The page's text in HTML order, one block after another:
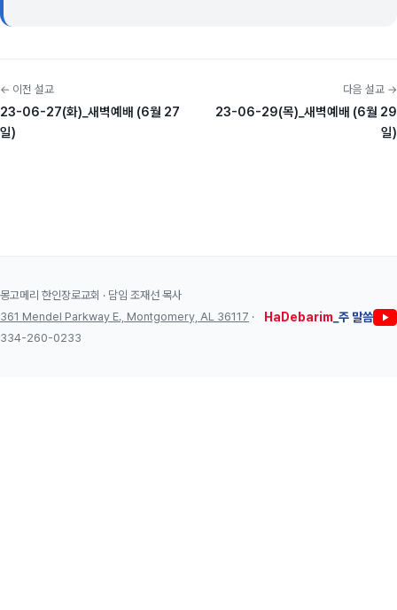
← 이전 설교
23-06-27(화)_새벽예배 (6월 27
일)
다음 설교 →
23-06-29(목)_새벽예배 (6월 29
일)
몽고메리 한인장로교회 · 담임 조재선 목사
361 Mendel Parkway E., Montgomery, AL 36117 ·
334-260-0233
HaDebarim _주 말씀